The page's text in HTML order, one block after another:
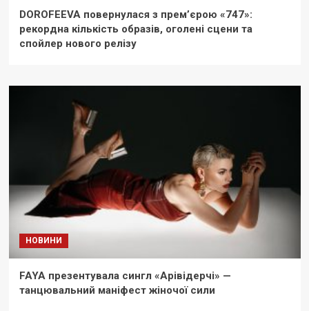
DOROFEEVA повернулася з прем’єрою «747»:
рекордна кількість образів, оголені сцени та
спойлер нового релізу
НОВИНИ
FAYA презентувала сингл «Арівідерчі» —
танцювальний маніфест жіночої сили